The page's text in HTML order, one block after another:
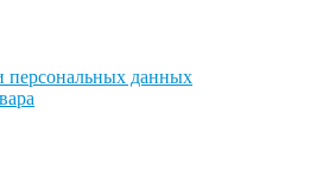
персональных данных